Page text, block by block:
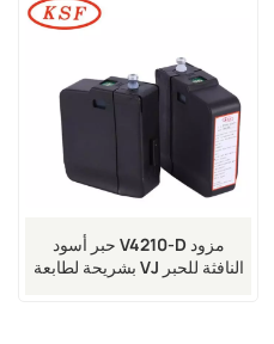
حبر أسود V4210-D مزود
بشريحة لطابعة VJ النافثة للحبر